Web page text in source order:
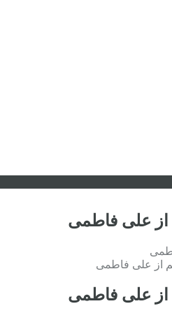
از علی فاطمی
از علی فاطمی
از علی فاطمی